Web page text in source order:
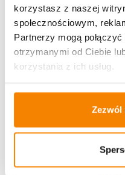
korzystasz z naszej
społecznościowym,
Partnerzy mogą
otrzymanymi od Ciebie
korzystania z ich usług.
Zezwól
Opis produktu
Specyfikacja
Opinie klientów
Więcej z kategorii